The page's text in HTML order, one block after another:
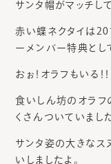
サンタ帽がマッチし
赤い蝶ネクタイは
ーメンバー特典とし
おぉ！オラフもいる！！
食いしん坊のオラフ
くさんついていま
サンタ姿の大きなス
いしましたよ。